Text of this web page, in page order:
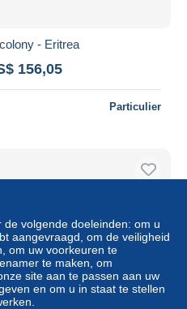
- Eritrea
156,05
Particulier
volgende doeleinden: om u
aangevraagd, om de veiligheid
om uw voorkeuren te
te maken, om
site aan te passen aan uw
en om u in staat te stellen